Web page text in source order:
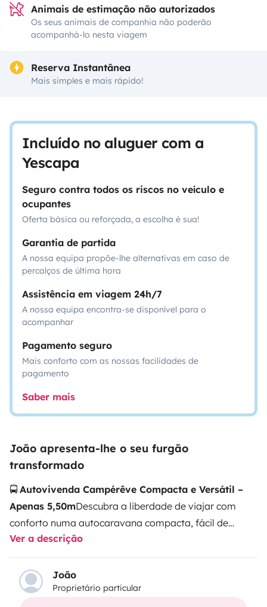
Animais de estimação não autorizados
Os seus animais de companhia não poderão
acompanhá-lo nesta viagem
Reserva Instantânea
Mais simples e mais rápido!
Incluído no aluguer com a
Yescapa
Seguro contra todos os riscos no veículo e
ocupantes
Oferta básica ou reforçada, a escolha é sua!
Garantia de partida
A nossa equipa propõe-lhe alternativas em caso de
percalços de última hora
Assistência em viagem 24h/7
A nossa equipa encontra-se disponível para o
acompanhar
Pagamento seguro
Mais conforto com as nossas facilidades de
pagamento
Saber mais
João apresenta-lhe o seu furgão
transformado
🚍 Autovivenda Campérêve Compacta e Versátil –
Apenas 5,50mDescubra a liberdade de viajar com
conforto numa autocaravana compacta, fácil de
conduzir e ideal para escapadinhas a dois ou
pequenas aventuras em família. Esta Campérêve
combina dimensões reduzidas com excelente
aproveitamento de espaço e equipamentos
Ver a descrição
João
Proprietário particular